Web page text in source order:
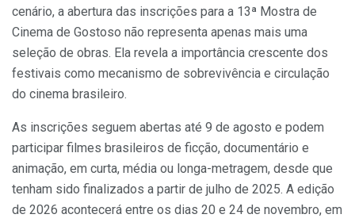
cenário, a abertura das inscrições para a 13ª Mostra de
Cinema de Gostoso não representa apenas mais uma
seleção de obras. Ela revela a importância crescente dos
festivais como mecanismo de sobrevivência e circulação
do cinema brasileiro.
As inscrições seguem abertas até 9 de agosto e podem
participar filmes brasileiros de ficção, documentário e
animação, em curta, média ou longa-metragem, desde que
tenham sido finalizados a partir de julho de 2025. A edição
de 2026 acontecerá entre os dias 20 e 24 de novembro, em